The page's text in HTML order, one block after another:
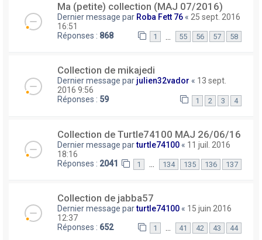
Ma (petite) collection (MAJ 07/2016)
Dernier message par Roba Fett 76 « 25 sept. 2016
16:51
Réponses : 868 1 55 56 57 58
Collection de mikajedi
Dernier message par julien32vador « 13 sept.
2016 9:56
Réponses : 59 1 2 3 4
Collection de Turtle74100 MAJ 26/06/16
Dernier message parturtle74100 « 11 juil. 2016
18:16
Réponses : 2041 1 134 135 136 137
Collection de jabba57
Dernier message parturtle74100 « 15 juin 2016
12:37
Réponses : 652 1 41 42 43 44